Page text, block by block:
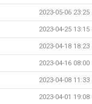
2023-05-06 23:25
2023-04-25 13:15
2023-04-18 18:23
2023-04-16 08:00
2023-04-08 11:33
2023-04-01 19:08